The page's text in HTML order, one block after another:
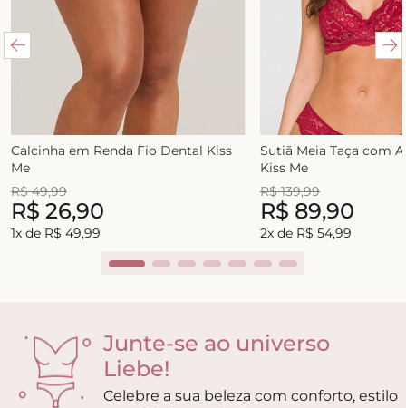
Calcinha em Renda Fio Dental Kiss
Me
R$ 49,99
R$ 26,90
1x de R$ 49,99
Sutiã Meia Taça com
Kiss Me
R$ 139,99
R$ 89,90
2x de R$ 54,99
Junte-se ao universo
Liebe!
Celebre a sua beleza com conforto, estilo